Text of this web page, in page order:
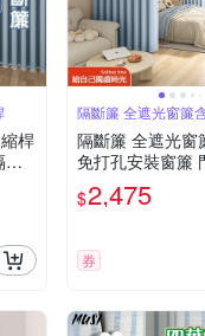
桿
間
隔斷簾 全遮光窗簾
隔斷簾 全遮光窗
免打孔安裝窗簾
簾 隔熱窗簾（適
190cm）
$2,475
券